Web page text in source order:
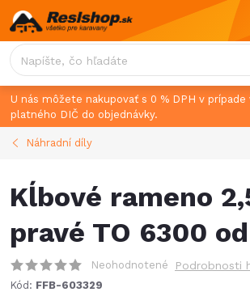
Prejsť
na
obsah
U nás môžete nakupovať s 0 % DPH v prípade
platného DIČ do objednávky.
Náhradní díly
Kĺbové rameno
pravé TO 6300
Neohodnotené Podrobnosti
Kód: FFB-603329